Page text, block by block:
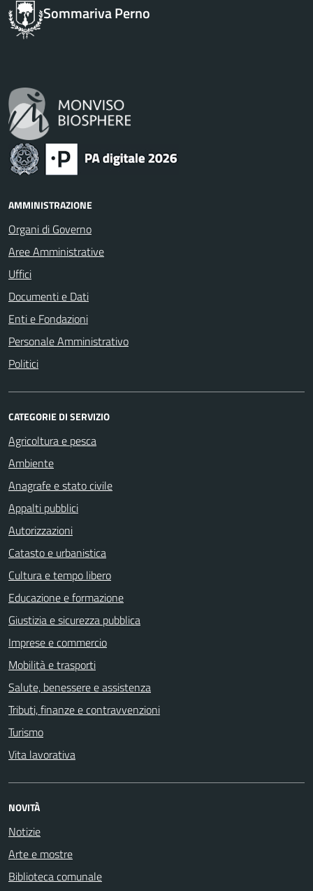
Sommariva Perno
AMMINISTRAZIONE
Organi di Governo
Aree Amministrative
Uffici
Documenti e Dati
Enti e Fondazioni
Personale Amministrativo
Politici
CATEGORIE DI SERVIZIO
Agricoltura e pesca
Ambiente
Anagrafe e stato civile
Appalti pubblici
Autorizzazioni
Catasto e urbanistica
Cultura e tempo libero
Educazione e formazione
Giustizia e sicurezza pubblica
Imprese e commercio
Mobilità e trasporti
Salute, benessere e assistenza
Tributi, finanze e contravvenzioni
Turismo
Vita lavorativa
NOVITÀ
Notizie
Arte e mostre
Biblioteca comunale